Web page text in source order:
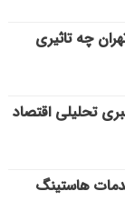
چه تاثیری
تحلیلی اقتصاد
هاستینگ